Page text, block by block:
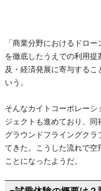
「商業分野におけるドロ
を徹底したうえでの利用
及・経済発展に寄与するこ
いう。
そんなカイトコーポレーシ
ジェクトも進めており、同
グラウンドフライングクラ
てきた。こうした流れで空
ことになったようだ。